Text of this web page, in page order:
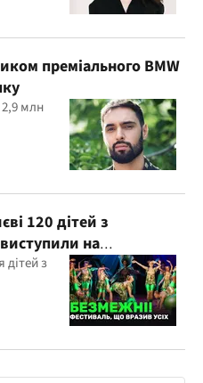
преміального BMW
млн
120 дітей з
на
дітей з